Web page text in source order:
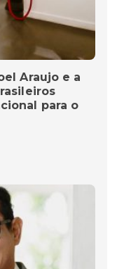
Araujo e a
para o